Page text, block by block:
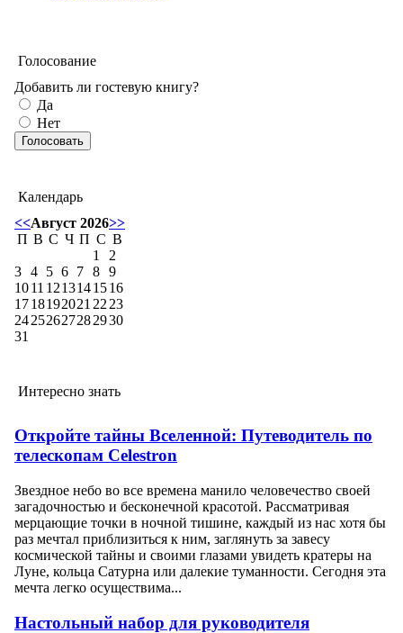
Голосование
Добавить ли гостевую книгу?
Да
Нет
Календарь
<<Август 2026>>
П В С Ч П С В
1
2
3 4 5 6 7 8 9
1011 1213141516
1718192021 22 23
24252627282930
31
Интересно знать
Откройте тайны Вселенной: Путеводитель по
телескопам Celestron
Звездное небо во все времена манило человечество своей
загадочностью и бесконечной красотой. Рассматривая
мерцающие точки в ночной тишине, каждый из нас хотя бы
раз мечтал приблизиться к ним, заглянуть за завесу
космической тайны и своими глазами увидеть кратеры на
Луне, кольца Сатурна или далекие туманности. Сегодня эта
мечта легко осуществима...
Настольный набор для руководителя